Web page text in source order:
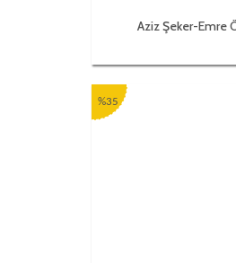
Aziz Şeker-Emre
%35